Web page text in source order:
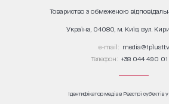
Товариство з обмеженою
Україна, 04080, м. Київ, вул.
е-mail: media@1plus1.tv
Телефон: +38 044 490 01
Ідентифікатор медіа в Реєстрі суб’єктів